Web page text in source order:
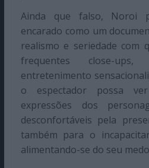
Ainda que falso, Noroi
encarado como um
realismo e seriedade com
frequentes close-
entretenimento
o espectador possa
expressões dos
desconfortáveis pela
também para o
alimentando-se do seu